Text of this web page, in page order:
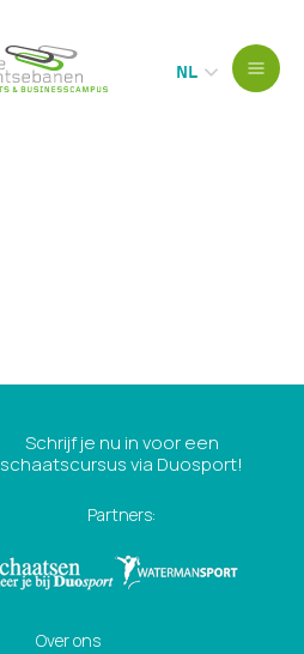
NL
Schrijf je nu in voor een
schaatscursus via Duosport!
Partners:
Over ons